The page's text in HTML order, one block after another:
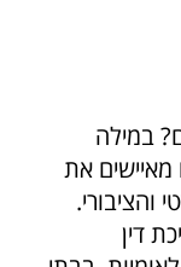
במילה
מאיישים את
והציבורי.
דין